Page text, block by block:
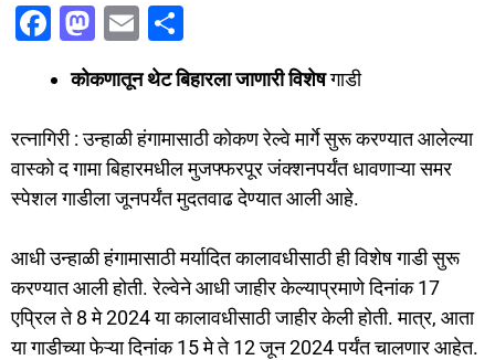
F
c
e
b
o
k
M
st
o
d
o
E
m
ai
l
h
ar
e
कोकणातून थेट बिहारला जाणारी विशेषगाडी
रत्नागिरी : उन्हाळी हंगामासाठी कोकण रेल्वे मार्गे सुरू करण्यात आलेल्या
वास्को द गामा बिहारमधील मुजफ्फरपूर जंक्शनपर्यंत धावणाऱ्या समर
स्पेशल गाडीला जूनपर्यंत मुदतवाढ देण्यात आली आहे.
आधी उन्हाळी हंगामासाठी मर्यादित कालावधीसाठी ही विशेष गाडी सुरू
करण्यात आली होती. रेल्वेने आधी जाहीर केल्याप्रमाणे दिनांक 17
एप्रिल ते 8 मे 2024 या कालावधीसाठी जाहीर केली होती. मात्र, आता
या गाडीच्या फेऱ्या दिनांक 15 मे ते 12 जून 2024 पर्यंत चालणार आहेत.